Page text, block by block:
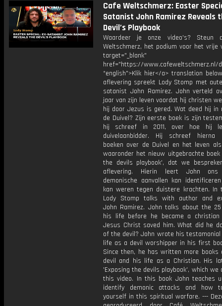
Cafe Weltschmerz: Easter
Satanist John Ramirez Reveals
Devil’s Playbook
Waardeer je onze video's? Steun
Weltschmerz, het podium voor het vrije
target="_blank"
href="https://www.cafeweltschmerz.nl/
*english">Klik hier</a> translation
aflevering spreekt Lody Stomp met
satanist John Ramirez. John verteld
jaar van zijn leven voordat hij christen
hij door Jezus is gered. Wat deed hij in
de Duivel? Zijn eerste boek is zijn
hij schreef in 2011, over hoe hij
duivelaanbidder. Hij schreef hierna
boeken over de Duivel en het leven
waaronder het nieuw uitgebrachte boek
the devils playbook', dat we
aflevering. Hierin leert John
demonische aanvallen kan
kan weren tegen duistere krachten. In
Lody Stomp talks with author and
John Ramirez. John talks about the
his life before he became a christian
Jesus Christ saved him. What did he
of the devil? John wrote his
life as a devil worshipper in his first
Since then, he has written more books
devil and his life as a Christian. His
'Exposing the devils playbook', which we
this video. In this book John teaches
identify demonic attacks and how
yourself in this spiritual warfare. ---